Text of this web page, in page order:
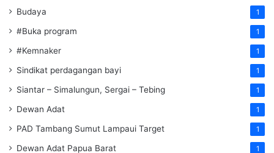
Budaya 1
#Buka program 1
#Kemnaker 1
Sindikat perdagangan bayi 1
Siantar – Simalungun, Sergai – Tebing 1
Dewan Adat 1
PAD Tambang Sumut Lampaui Target 1
Dewan Adat Papua Barat 1